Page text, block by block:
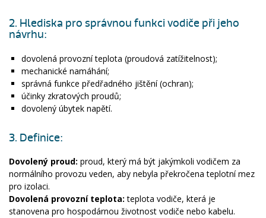
2. Hlediska pro správnou funkci vodiče při jeho
návrhu:
dovolená provozní teplota (proudová zatížitelnost);
mechanické namáhání;
správná funkce předřadného jištění (ochran);
účinky zkratových proudů;
dovolený úbytek napětí.
3. Definice:
Dovolený proud: proud, který má být jakýmkoli vodičem za
normálního provozu veden, aby nebyla překročena teplotní mez
pro izolaci.
Dovolená provozní teplota: teplota vodiče, která je
stanovena pro hospodárnou životnost vodiče nebo kabelu.